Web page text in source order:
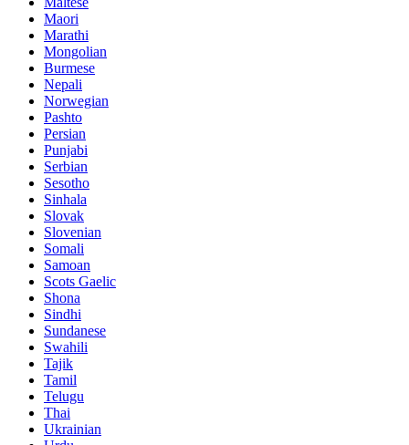
Maori
Marathi
Mongolian
Burmese
Nepali
Norwegian
Pashto
Persian
Punjabi
Serbian
Sesotho
Sinhala
Slovak
Slovenian
Somali
Samoan
Scots Gaelic
Shona
Sindhi
Sundanese
Swahili
Tajik
Tamil
Telugu
Thai
Ukrainian